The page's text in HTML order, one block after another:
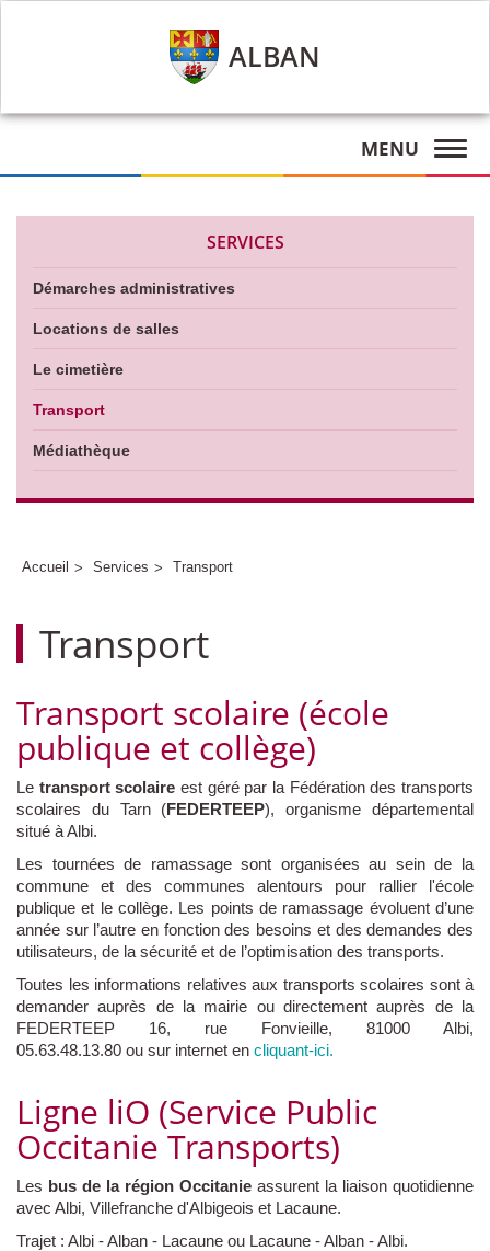
ALBAN
MENU
SERVICES
Démarches administratives
Locations de salles
Le cimetière
Transport
Médiathèque
Accueil Services Transport
Transport
Transport scolaire (école
publique et collège)
Le transport scolaire est géré par la Fédération des transports
scolaires du Tarn (FEDERTEEP), organisme départemental
situé à Albi.
Les tournées de ramassage sont organisées au sein de la
commune et des communes alentours pour rallier l'école
publique et le collège. Les points de ramassage évoluent d’une
année sur l’autre en fonction des besoins et des demandes des
utilisateurs, de la sécurité et de l’optimisation des transports.
Toutes les informations relatives aux transports scolaires sont à
demander auprès de la mairie ou directement auprès de la
FEDERTEEP 16, rue Fonvieille, 81000 Albi,
05.63.48.13.80 ou sur internet en cliquant-ici.
Ligne liO (Service Public
Occitanie Transports)
Les bus de la région Occitanie assurent la liaison quotidienne
avec Albi, Villefranche d'Albigeois et Lacaune.
Trajet : Albi - Alban - Lacaune ou Lacaune - Alban - Albi.